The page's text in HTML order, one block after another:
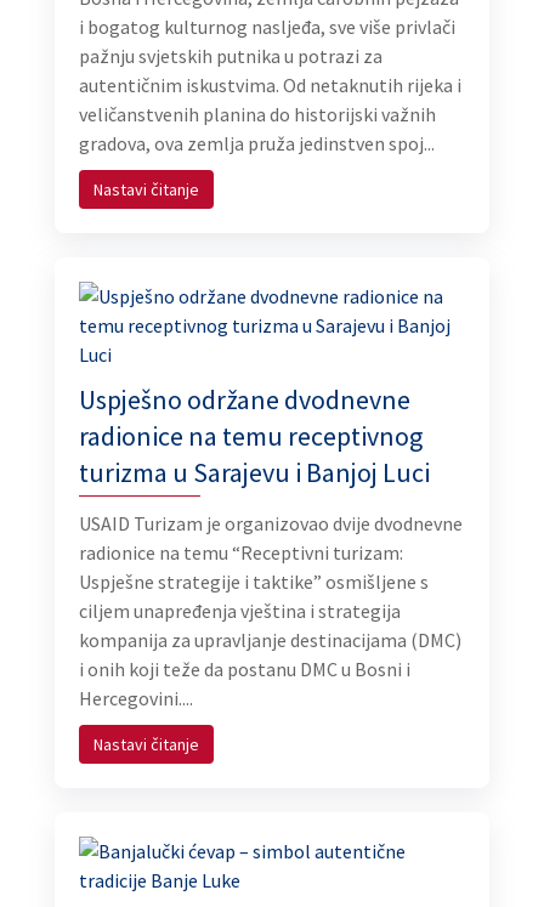
i bogatog kulturnog nasljeđa, sve više privlači
pažnju svjetskih putnika u potrazi za
autentičnim iskustvima. Od netaknutih rijeka i
veličanstvenih planina do historijski važnih
gradova, ova zemlja pruža jedinstven spoj...
Nastavi čitanje
Uspješno održane dvodnevne
radionice na temu receptivnog
turizma u Sarajevu i Banjoj Luci
USAID Turizam je organizovao dvije dvodnevne
radionice na temu “Receptivni turizam:
Uspješne strategije i taktike” osmišljene s
ciljem unapređenja vještina i strategija
kompanija za upravljanje destinacijama (DMC)
i onih koji teže da postanu DMC u Bosni i
Hercegovini....
Nastavi čitanje